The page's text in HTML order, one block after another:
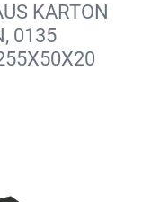
KARTON
0135